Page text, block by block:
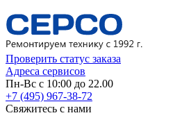
Проверить статус заказа
Адреса сервисов
Пн-Вс с 10:00 до 22.00
+7 (495) 967-38-72
Свяжитесь с нами